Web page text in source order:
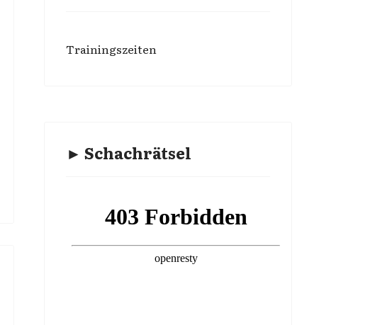
Trainingszeiten
► Schachrätsel